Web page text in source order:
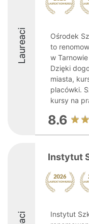
Laureaci
Ośrodek
to
w
Dzięki
miasta,
placówki.
kursy na
8.6
Instytut
Instytut